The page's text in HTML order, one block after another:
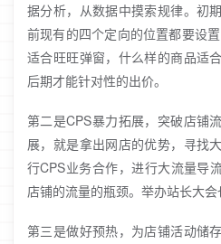
据分析，从数据中摸索规律。初
前现有的四个定向的位置都要设
适合旺旺弹窗，什么样的商品适
后期才能针对性的出价。
第二是CPS暴力拓展，突破店铺
展，就是拿出网店的优势，寻找
行CPS业务合作，进行大流量导
店铺的流量的瓶颈。举办站长大会
第三是做好预热，为店铺活动储